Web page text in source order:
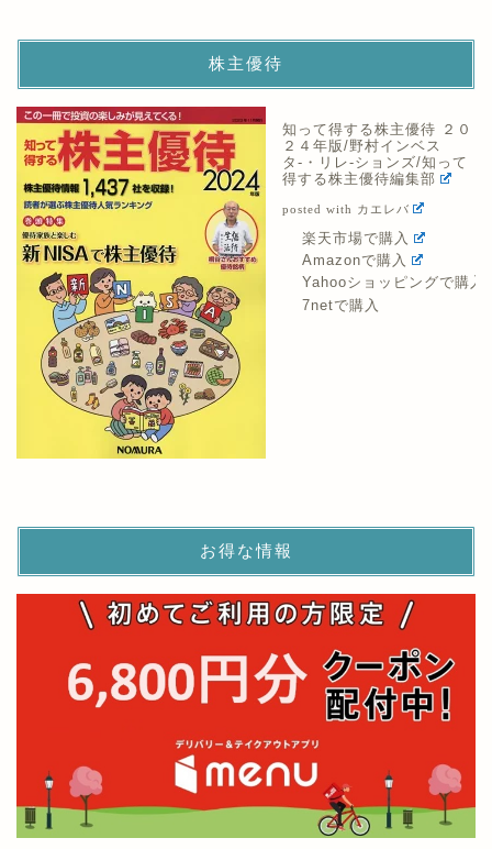
株主優待
知って得する株主優待 ２０
２４年版/野村インベス
タ-・リレ-ションズ/知って
得する株主優待編集部
posted with カエレバ
楽天市場で購入
Amazonで購入
Yahooショッピングで購入
7netで購入
お得な情報